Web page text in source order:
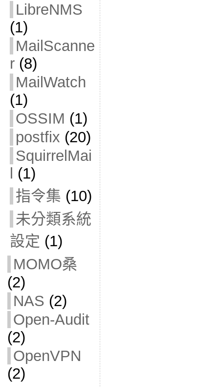
LibreNMS
(1)
MailScanne
r(8)
MailWatch
(1)
OSSIM (1)
postfix (20)
SquirrelMai
(1)
指令集 (10)
未分類系統
設定 (1)
MOMO桑
(2)
NAS (2)
Open-Audit
(2)
OpenVPN
(2)